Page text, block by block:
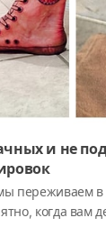
и не
переживаем
когда вам